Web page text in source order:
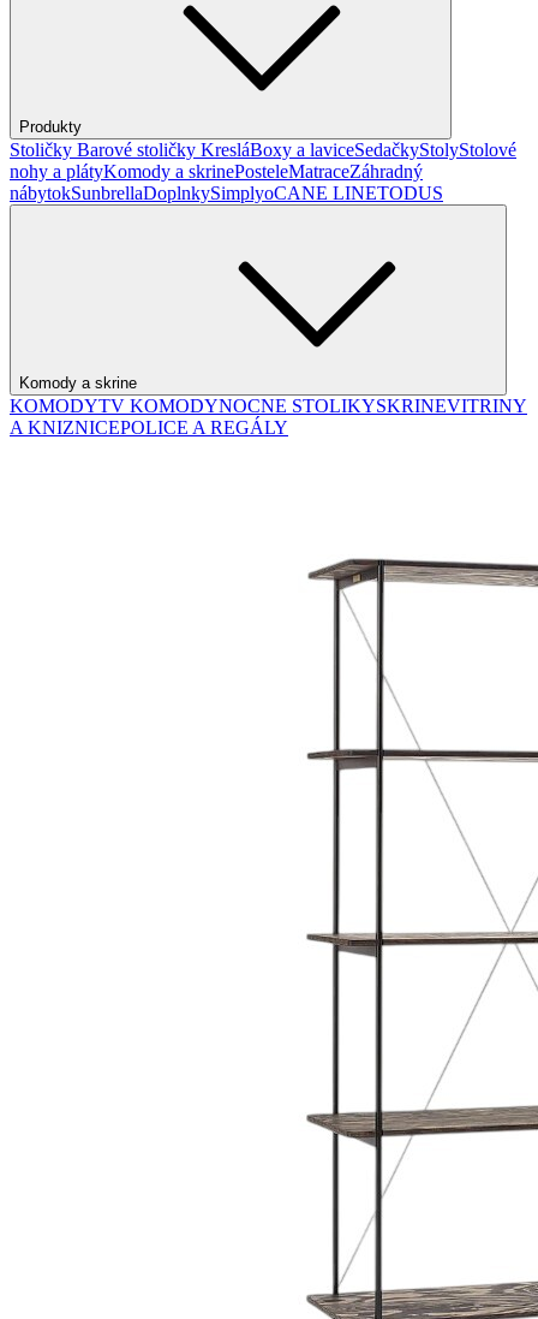
Produkty
Stoličky Barové stoličky KresláBoxy a laviceSedačkyStolyStolové
nohy a plátyKomody a skrinePosteleMatraceZáhradný
nábytokSunbrellaDoplnkySimplyoCANE LINETODUS
Komody a skrine
KOMODYTV KOMODYNOCNE STOLIKYSKRINEVITRINY
A KNIZNICEPOLICE A REGÁLY